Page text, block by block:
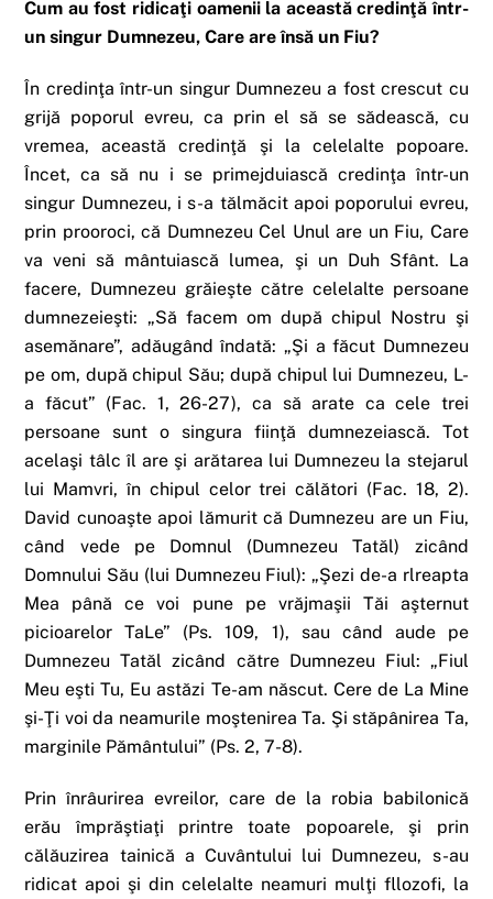
Cum au fost ridicaţi oamenii la această credinţă într-
un singur Dumnezeu, Care are însă un Fiu?
În credinţa într-un singur Dumnezeu a fost crescut cu
grijă poporul evreu, ca prin el să se sădească, cu
vremea, această credinţă şi la celelalte popoare.
Încet, ca să nu i se primejduiască credinţa într-un
singur Dumnezeu, i s-a tălmăcit apoi poporului evreu,
prin prooroci, că Dumnezeu Cel Unul are un Fiu, Care
va veni să mântuiască lumea, şi un Duh Sfânt. La
facere, Dumnezeu grăieşte către celelalte persoane
dumnezeieşti: „Să facem om după chipul Nostru şi
asemănare”, adăugând îndată: „Şi a făcut Dumnezeu
pe om, după chipul Său; după chipul lui Dumnezeu, L-
a făcut” (Fac. 1, 26-27), ca să arate ca cele trei
persoane sunt o singura fiinţă dumnezeiască. Tot
acelaşi tâlc îl are şi arătarea lui Dumnezeu la stejarul
lui Mamvri, în chipul celor trei călători (Fac. 18, 2).
David cunoaşte apoi lămurit că Dumnezeu are un Fiu,
când vede pe Domnul (Dumnezeu Tatăl) zicând
Domnului Său (lui Dumnezeu Fiul): „Şezi de-a rlreapta
Mea până ce voi pune pe vrăjmaşii Tăi aşternut
picioarelor TaLe” (Ps. 109, 1), sau când aude pe
Dumnezeu Tatăl zicând către Dumnezeu Fiul: „Fiul
Meu eşti Tu, Eu astăzi Te-am născut. Cere de La Mine
şi-Ţi voi da neamurile moştenirea Ta. Şi stăpânirea Ta,
marginile Pământului” (Ps. 2, 7-8).
Prin înrâurirea evreilor, care de la robia babilonică
erău împrăştiaţi printre toate popoarele, şi prin
călăuzirea tainică a Cuvântului lui Dumnezeu, s-au
ridicat apoi şi din celelalte neamuri mulţi fllozofi, la